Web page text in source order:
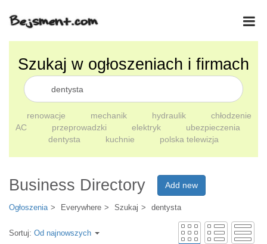
Szukaj w ogłoszeniach i firmach
renowacje mechanik hydraulik
chłodzenie
AC
przeprowadzki elektryk
ubezpieczenia
dentysta
kuchnie polska telewizja
Business Directory Add new
Ogłoszenia Everywhere Szukaj dentysta
Sortuj: Od najnowszych